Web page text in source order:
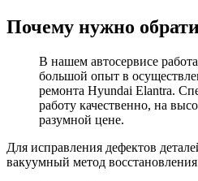
Почему нужно
В нашем автосервисе
большой опыт в
ремонта Hyundai Elantra.
работу качественно, на
разумной цене.
Для исправления дефектов
вакуумный метод